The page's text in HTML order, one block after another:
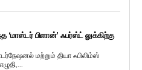
பிளான்’ ஃபர்ஸ்ட் லுக்கிற்கு
மற்றும் தியா ஃபிலிம்ஸ்